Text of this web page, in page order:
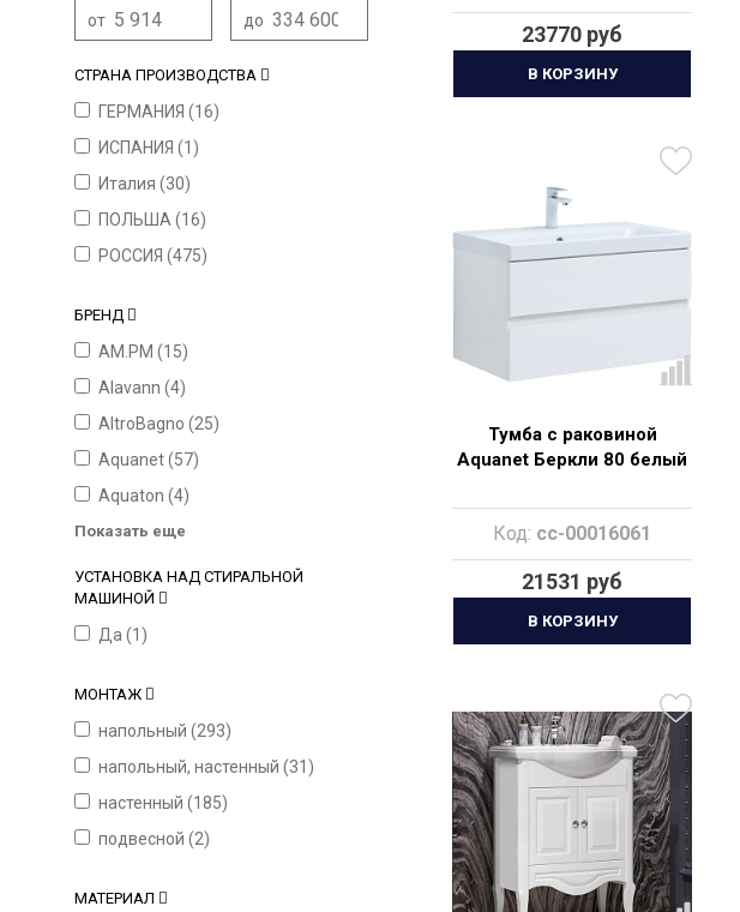
от до
СТРАНА ПРОИЗВОДСТВА
ГЕРМАНИЯ (16)
ИСПАНИЯ (1 )
Италия (30)
ПОЛЬША (16)
РОССИЯ (475)
БРЕНД
AM.PM (15)
Alavann (4)
AltroBagno (25)
Aquanet (57)
Aquaton (4)
Показать еще
УСТАНОВКА НАД СТИРАЛЬНОЙ
МАШИНОЙ
Да (1 )
МОНТАЖ
напольный (293)
напольный, настенный (31 )
настенный (185)
подвесной (2)
МАТЕРИАЛ
23770 руб
В КОРЗИНУ
Тумба с раковиной
Aquanet Беркли 80 белый
Код: cc-00016061
21531 руб
В КОРЗИНУ